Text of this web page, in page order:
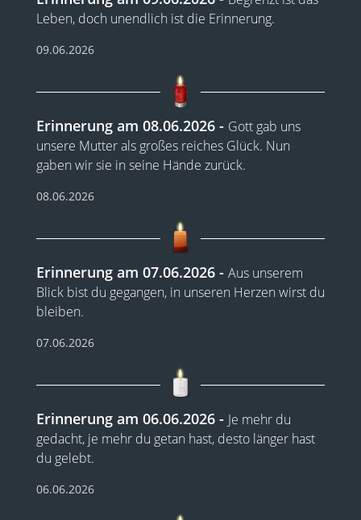
Leben, doch unendlich ist die Erinnerung.
09.06.2026
Erinnerung am 08.06.2026
Gott gab uns
unsere Mutter als großes reiches Glück. Nun
gaben wir sie in seine Hände zurück.
08.06.2026
Erinnerung am 07.06.2026
Aus unserem
Blick bist du gegangen, in unseren Herzen wirst du
bleiben.
07.06.2026
Erinnerung am 06.06.2026
Je mehr du
gedacht, je mehr du getan hast, desto länger hast
du gelebt.
06.06.2026